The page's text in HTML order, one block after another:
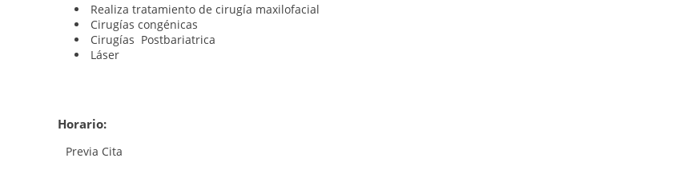
Realiza tratamiento de cirugía maxilofacial
Cirugías congénicas
Cirugías Postbariatrica
Láser
Horario:
Previa Cita